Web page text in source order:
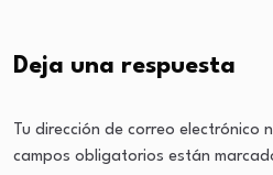
Deja una respuesta
Tu dirección de correo electrónico
campos obligatorios están